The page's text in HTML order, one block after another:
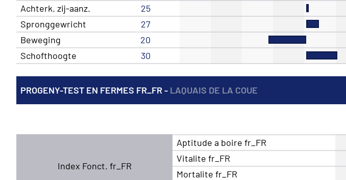
Achterk. zij-aanz.
25
Spronggewricht
27
Beweging
20
Schofthoogte
30
PROGENY-TEST EN FERMES FR_FR - LAQUAIS DE LA COUE
Index Fonct. fr_FR
Aptitude a boire fr_FR
Vitalite fr_FR
Mortalite fr_FR